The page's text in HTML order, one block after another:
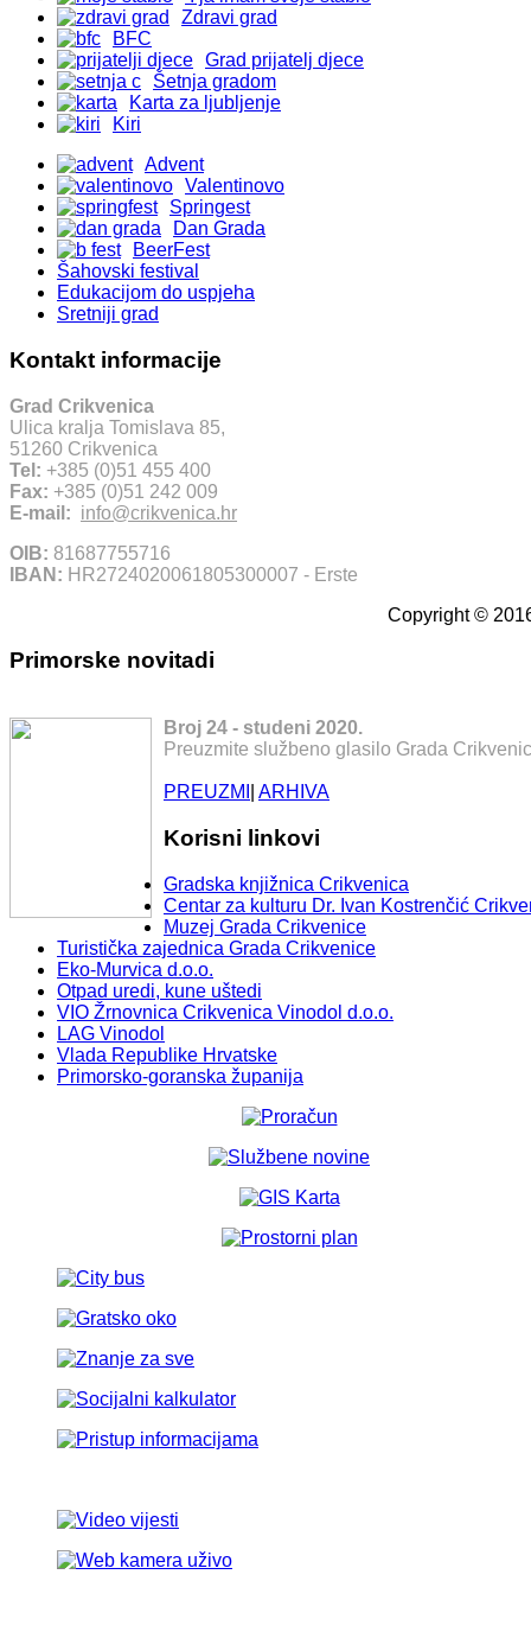
Zdravi grad
BFC
Grad prijatelj djece
Šetnja gradom
Karta za ljubljenje
Kiri
Advent
Valentinovo
Springest
Dan Grada
BeerFest
Šahovski festival
Edukacijom do uspjeha
Sretniji grad
Kontakt informacije
Grad Crikvenica
Ulica kralja Tomislava 85,
51260 Crikvenica
Tel: +385 (0)51 455 400
Fax: +385 (0)51 242 009
E-mail: info@crikvenica.hr
OIB: 81687755716
IBAN: HR2724020061805300007 - Erste
Copyright ©
Primorske novitadi
Broj 24 - studeni 2020.
Preuzmite službeno glasilo Grada
PREUZMI ARHIVA
Korisni linkovi
Gradska knjižnica Crikvenica
Centar za kulturu Dr. Ivan Kostrenčić
Muzej Grada Crikvenice
Turistička zajednica Grada Crikvenice
Eko-Murvica d.o.o.
Otpad uredi, kune uštedi
VIO Žrnovnica Crikvenica Vinodol d.o.o.
LAG Vinodol
Vlada Republike Hrvatske
Primorsko-goranska županija